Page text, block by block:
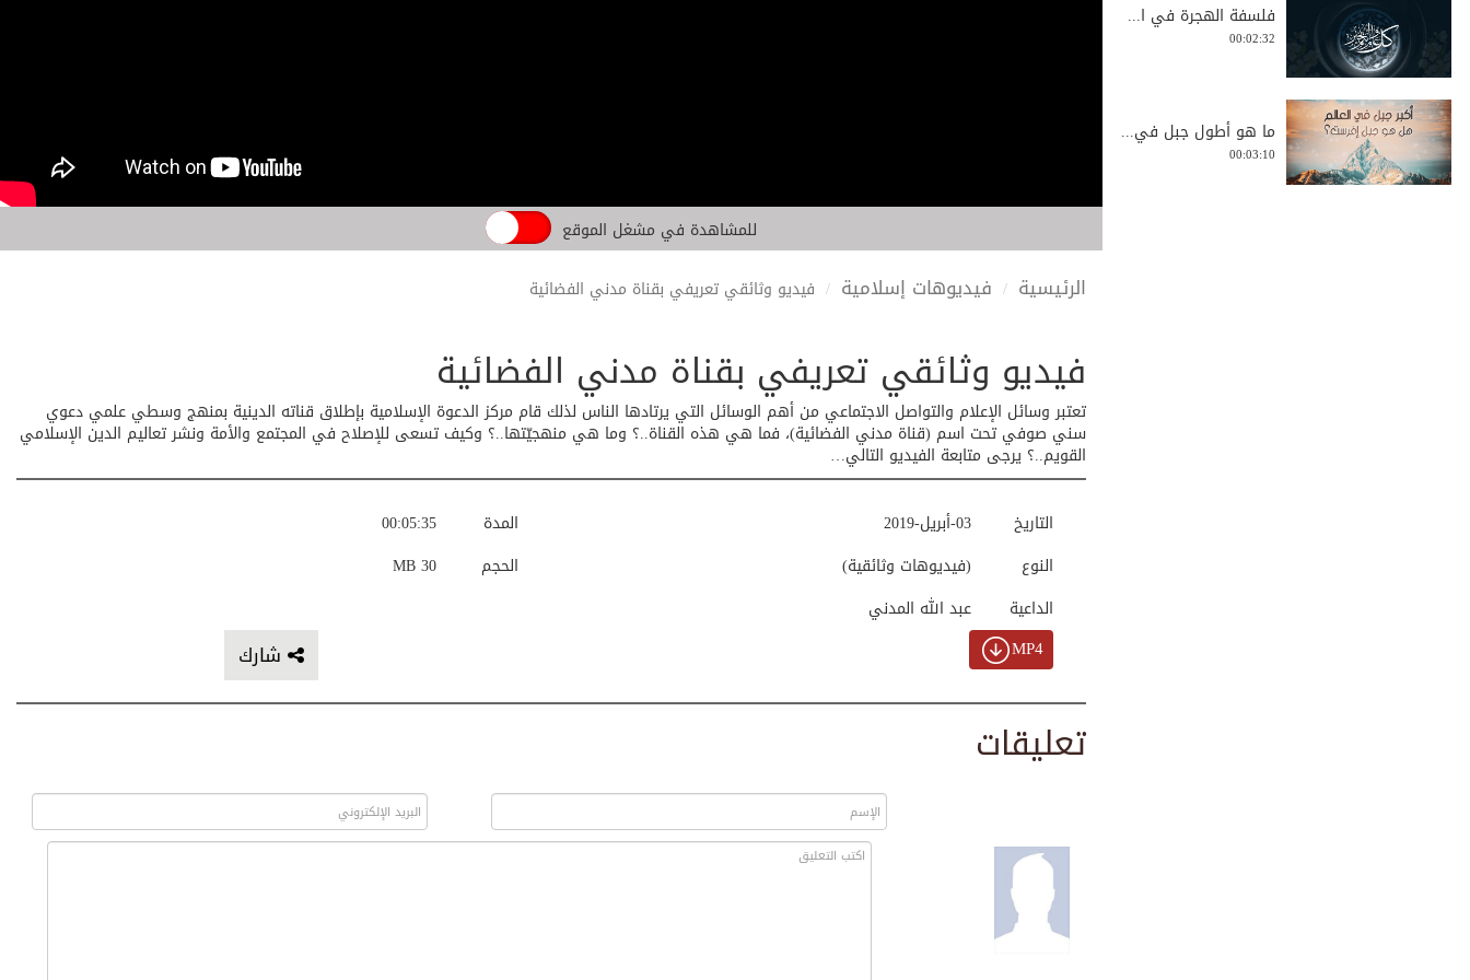
للمشاهدة في مشغل الموقع
الرئيسية فيديوهات إسلامية فيديو وثائقي تعريفي بقناة مدني الفضائية
فيديو وثائقي تعريفي بقناة مدني الفضائية
تعتبر وسائل الإعلام والتواصل الاجتماعي من أهم الوسائل التي يرتادها الناس لذلك قام مركز الدعوة الإسلامية بإطلاق قناته الدينية بمنهج وسطي علمي دعوي
سني صوفي تحت اسم (قناة مدني الفضائية)، فما هي هذه القناة..؟ وما هي منهجيّتها..؟ وكيف تسعى للإصلاح في المجتمع والأمة ونشر تعاليم الدين الإسلامي
القويم..؟ يرجى متابعة الفيديو التالي…
00:05:35
المدة
30 MB
الحجم
03-أبريل-2019
التاريخ
(فيديوهات وثائقية)
النوع
عبد الله المدني
الداعية
شارك MP4
تعليقات
فلسفة الهجرة في ا...
00:02:32
ما هو أطول جبل في...
00:03:10